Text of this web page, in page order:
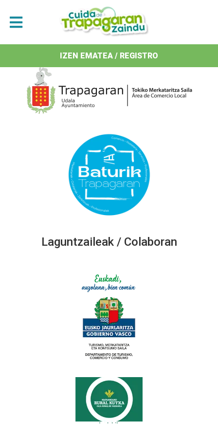
Antolatzaileak / Organizan
Laguntzaileak / Colaboran
IZEN EMATEA / REGISTRO